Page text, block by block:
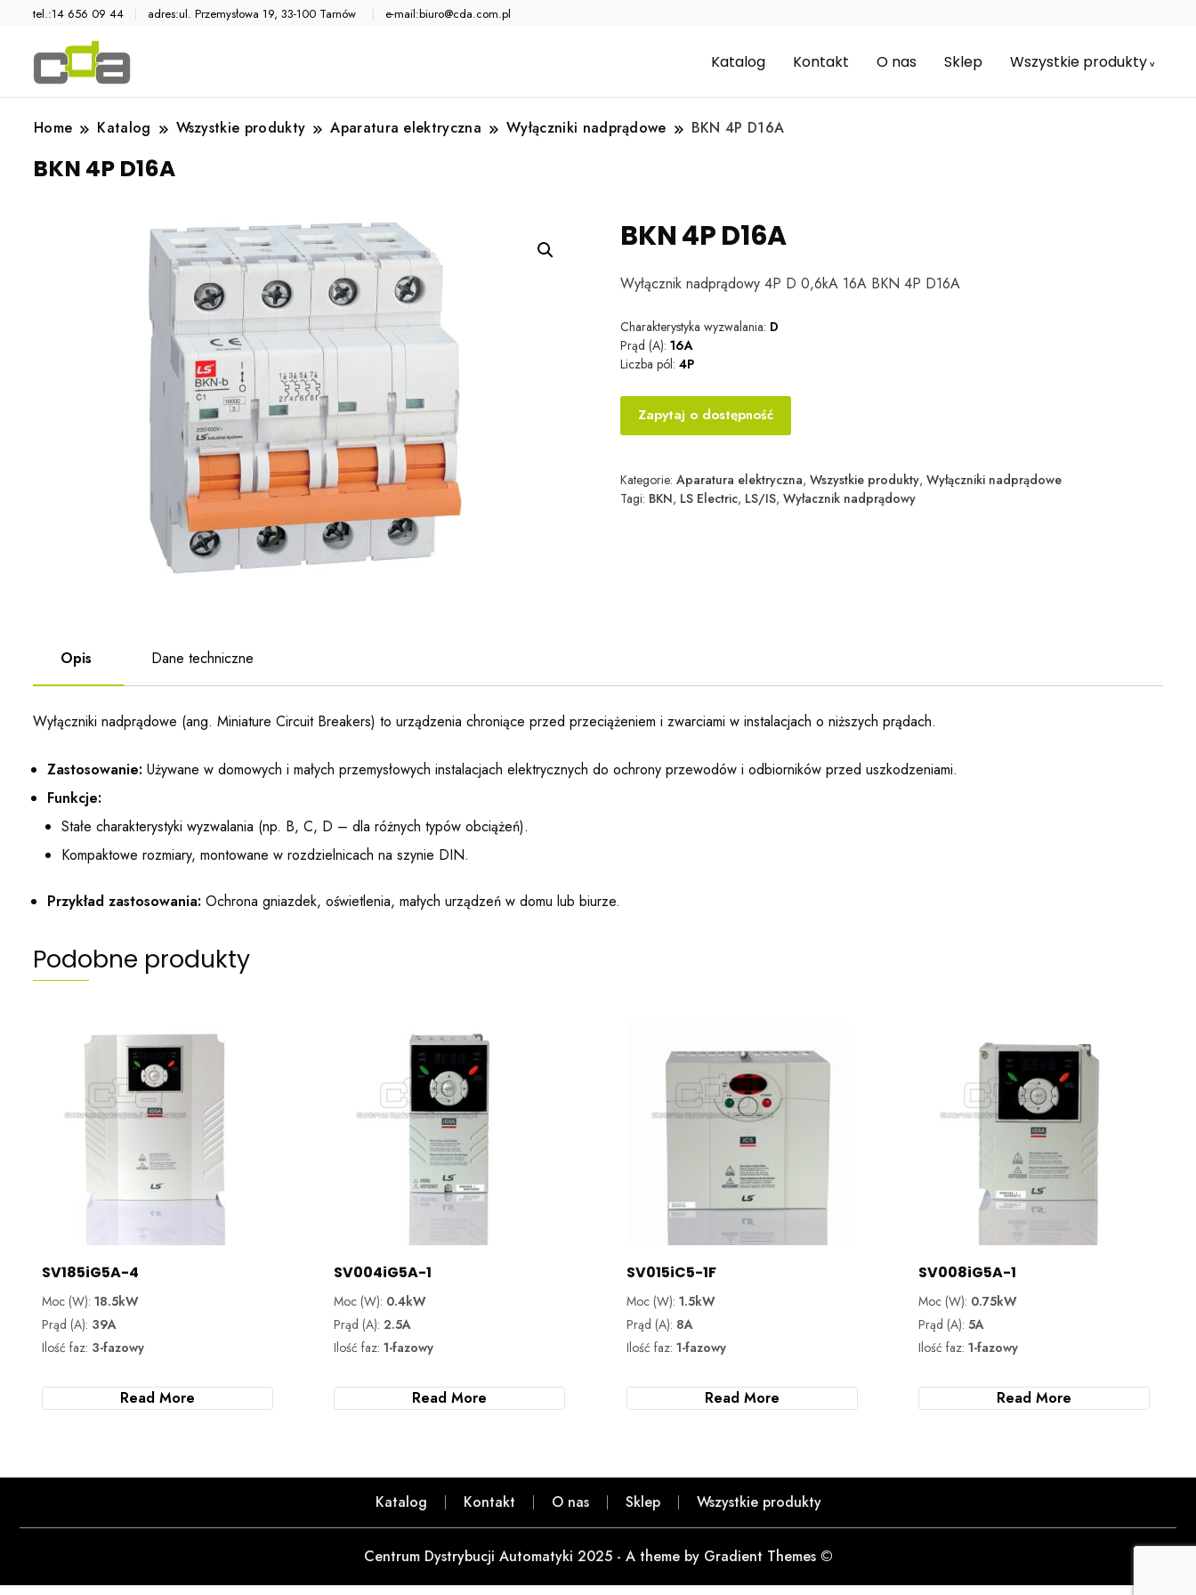
tel.:14 656 09 44 adres:ul. Przemysłowa 19, 33-100 Tarnów e-mail:biuro@cda.com.pl
Katalog Kontakt O nas Sklep Wszystkie produkty
Home Katalog Wszystkie produkty Aparatura elektryczna Wyłączniki nadprądowe BKN 4P D16A
BKN 4P D16A
BKN 4P D16A
Wyłącznik nadprądowy 4P D 0,6kA 16A BKN 4P D16A
Charakterystyka wyzwalania: D
Prąd (A): 16A
Liczba pól: 4P
Zapytaj o dostępność
Kategorie:Aparatura elektryczna,Wszystkie produkty,Wyłączniki nadprądowe
Tagi: BKN, LS Electric, LS/IS,Wyłacznik nadprądowy
Opis Dane techniczne
Wyłączniki nadprądowe (ang. Miniature Circuit Breakers) to urządzenia chroniące przed przeciążeniem i zwarciami w instalacjach o niższych prądach.
Zastosowanie: Używane w domowych i małych przemysłowych instalacjach elektrycznych do ochrony przewodów i odbiorników przed uszkodzeniami.
Funkcje:
Stałe charakterystyki wyzwalania (np. B, C, D – dla różnych typów obciążeń).
Kompaktowe rozmiary, montowane w rozdzielnicach na szynie DIN.
Przykład zastosowania: Ochrona gniazdek, oświetlenia, małych urządzeń w domu lub biurze.
Podobne produkty
SV185iG5A-4
Moc (W): 18.5kW
Prąd (A): 39A
Ilość faz: 3-fazowy
Read More
SV004iG5A-1
Moc (W): 0.4kW
Prąd (A): 2.5A
Ilość faz:1-fazowy
Read More
SV015iC5-1F
Moc (W): 1.5kW
Prąd (A): 8A
Ilość faz: 1-fazowy
Read More
SV008iG5A-1
Moc (W): 0.75kW
Prąd (A): 5A
Ilość faz: 1-fazowy
Read More
Katalog Kontakt O nas Sklep Wszystkie produkty
Centrum Dystrybucji Automatyki 2025 - A theme by Gradient Themes ©